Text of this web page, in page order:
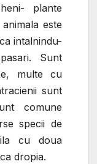
plante
este
intalnindu-
Sunt
multe cu
sunt
comune
specii de
cu doua
dropia.